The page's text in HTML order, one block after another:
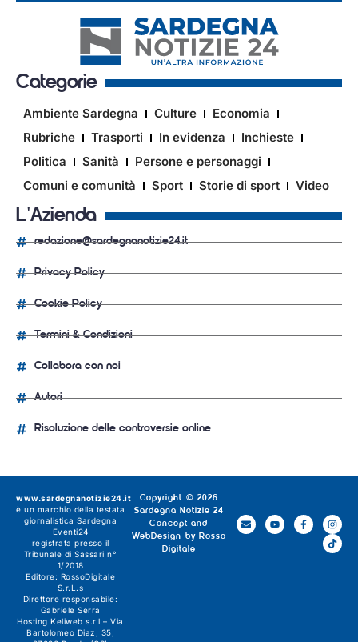
Categorie
Ambiente Sardegna Culture
Economia
Rubriche
Trasporti In evidenza
Inchieste
Politica
Sanità
Persone e personaggi
Comuni e comunità
Sport Storie di sport Video
L'Azienda
redazione@sardegnanotizie24.it
Privacy Policy
Cookie Policy
Termini & Condizioni
Collabora con noi
Autori
Risoluzione delle controversie online
Copyright © 2026
Sardegna Notizie 24
Concept and
WebDesign by Rosso
Digitale
www.sardegnanotizie24.it
è un marchio della testata
giornalistica Sardegna
Eventi24
registrata presso il
Tribunale di Sassari n°
1/2018
Editore: RossoDigitale
S.r.L.s
Direttore responsabile:
Gabriele Serra
Hosting Keliweb s.r.l – Via
Bartolomeo Diaz, 35,